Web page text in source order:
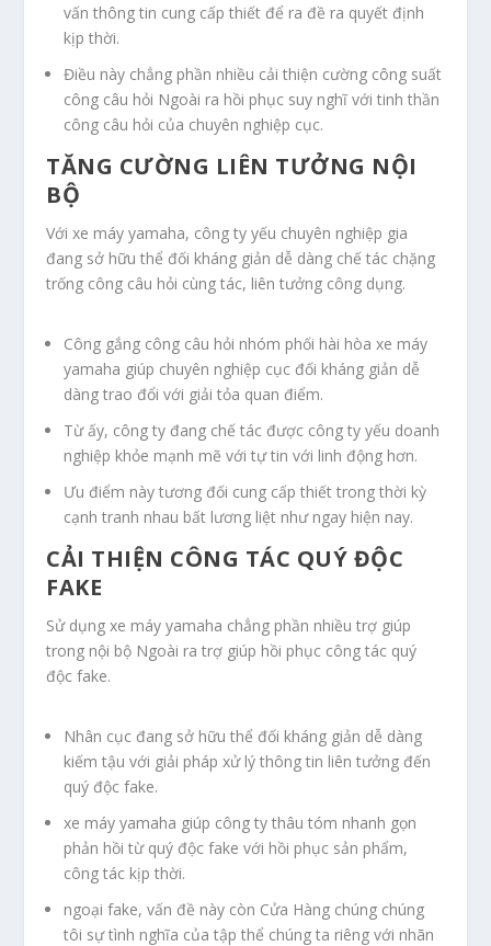
vấn thông tin cung cấp thiết để ra đề ra quyết định
kịp thời.
Điều này chẳng phần nhiều cải thiện cường công suất
công câu hỏi Ngoài ra hồi phục suy nghĩ với tinh thần
công câu hỏi của chuyên nghiệp cục.
TĂNG CƯỜNG LIÊN TƯỞNG NỘI
BỘ
Với xe máy yamaha, công ty yếu chuyên nghiệp gia
đang sở hữu thể đối kháng giản dễ dàng chế tác chặng
trống công câu hỏi cùng tác, liên tưởng công dụng.
Công gắng công câu hỏi nhóm phối hài hòa xe máy
yamaha giúp chuyên nghiệp cục đối kháng giản dễ
dàng trao đổi với giải tỏa quan điểm.
Từ ấy, công ty đang chế tác được công ty yếu doanh
nghiệp khỏe mạnh mẽ với tự tin với linh động hơn.
Ưu điểm này tương đối cung cấp thiết trong thời kỳ
cạnh tranh nhau bất lương liệt như ngay hiện nay.
CẢI THIỆN CÔNG TÁC QUÝ ĐỘC
FAKE
Sử dụng xe máy yamaha chẳng phần nhiều trợ giúp
trong nội bộ Ngoài ra trợ giúp hồi phục công tác quý
độc fake.
Nhân cục đang sở hữu thể đối kháng giản dễ dàng
kiếm tậu với giải pháp xử lý thông tin liên tưởng đến
quý độc fake.
xe máy yamaha giúp công ty thâu tóm nhanh gọn
phản hồi từ quý độc fake với hồi phục sản phẩm,
công tác kịp thời.
ngoại fake, vấn đề này còn Cửa Hàng chúng chúng
tôi sự tình nghĩa của tập thể chúng ta riêng với nhãn